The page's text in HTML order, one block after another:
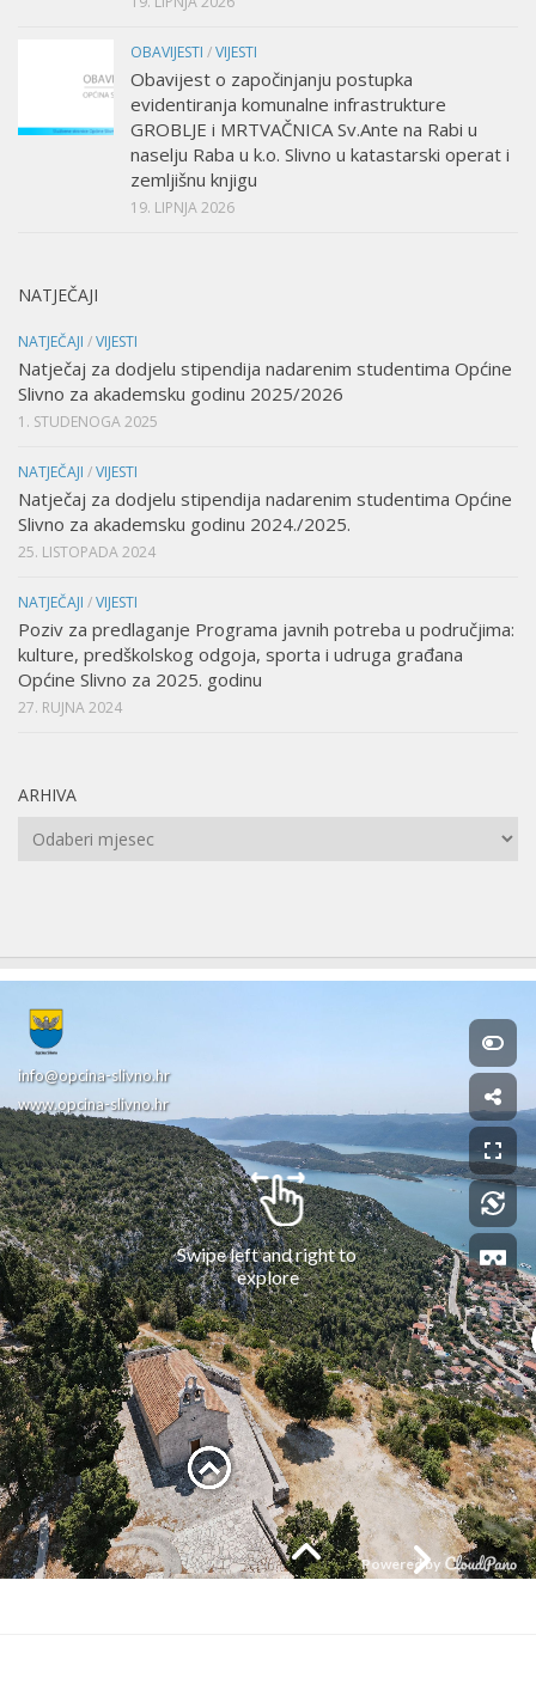
OBAVIJESTI /VIJESTI
Obavijest o započinjanju postupka
evidentiranja komunalne infrastrukture
GROBLJE i MRTVAČNICA Sv.Ante na Rabi u
naselju Raba u k.o. Slivno u katastarski operat i
zemljišnu knjigu
19. LIPNJA 2026
NATJEČAJI
NATJEČAJI /VIJESTI
Natječaj za dodjelu stipendija nadarenim studentima Općine
Slivno za akademsku godinu 2025/2026
1. STUDENOGA 2025
NATJEČAJI /VIJESTI
Natječaj za dodjelu stipendija nadarenim studentima Općine
Slivno za akademsku godinu 2024./2025.
25. LISTOPADA 2024
NATJEČAJI /VIJESTI
Poziv za predlaganje Programa javnih potreba u područjima:
kulture, predškolskog odgoja, sporta i udruga građana
Općine Slivno za 2025. godinu
27. RUJNA 2024
ARHIVA
Arhiva